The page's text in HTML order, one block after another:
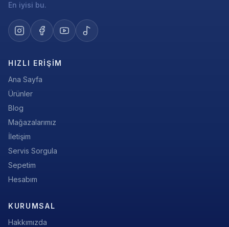
En iyisi bu.
HIZLI ERIŞIM
Ana Sayfa
Ürünler
Blog
Mağazalarımız
İletişim
Servis Sorgula
Sepetim
Hesabım
KURUMSAL
Hakkımızda